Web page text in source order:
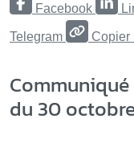
Facebook
Telegram Copier
du 30